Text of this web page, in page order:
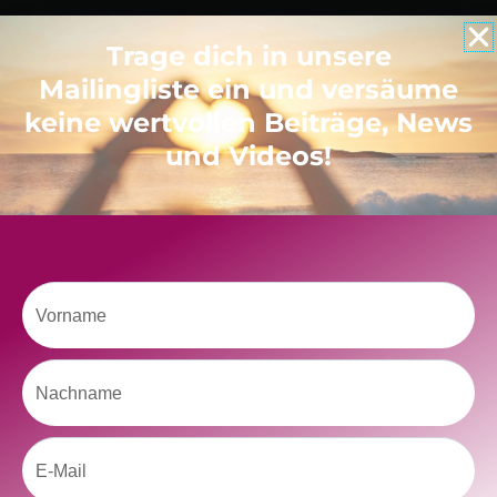
Like uns auf Facebook
Trage dich in unsere
Mailingliste ein und versäume
keine wertvollen Beiträge, News
und Videos!
Vorname
Nachname
Email